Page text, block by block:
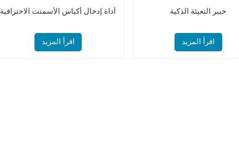
أداة إدخال أكياس الأسمنت الاحترافية
اقرأ المزيد
خبير التعبئة الذكية
اقرأ المزيد